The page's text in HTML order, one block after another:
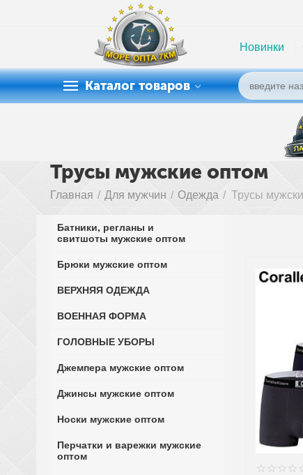
Новинки
Каталог товаров
Трусы мужские оптом
Главная / Для мужчин / Одежда / Трусы
Батники, регланы и
свитшоты мужские оптом
Брюки мужские оптом
ВЕРХНЯЯ ОДЕЖДА
ВОЕННАЯ ФОРМА
ГОЛОВНЫЕ УБОРЫ
Джемпера мужские оптом
Джинсы мужские оптом
Носки мужские оптом
Перчатки и варежки мужские
оптом